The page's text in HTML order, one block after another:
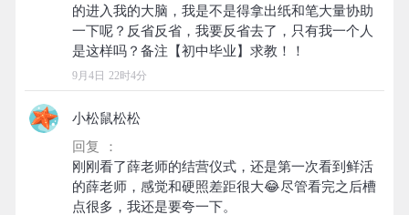
的进入我的大脑，我是不是得拿出纸和笔大量协助
一下呢？反省反省，我要反省去了，只有我一个人
9月4日 22时4分
小松鼠松松
回复 ：
刚刚看了薛老师的结营仪式，还是第一次看到鲜活
的薛老师，感觉和硬照差距很大😂尽管看完之后槽
点很多，我还是要夸一下。